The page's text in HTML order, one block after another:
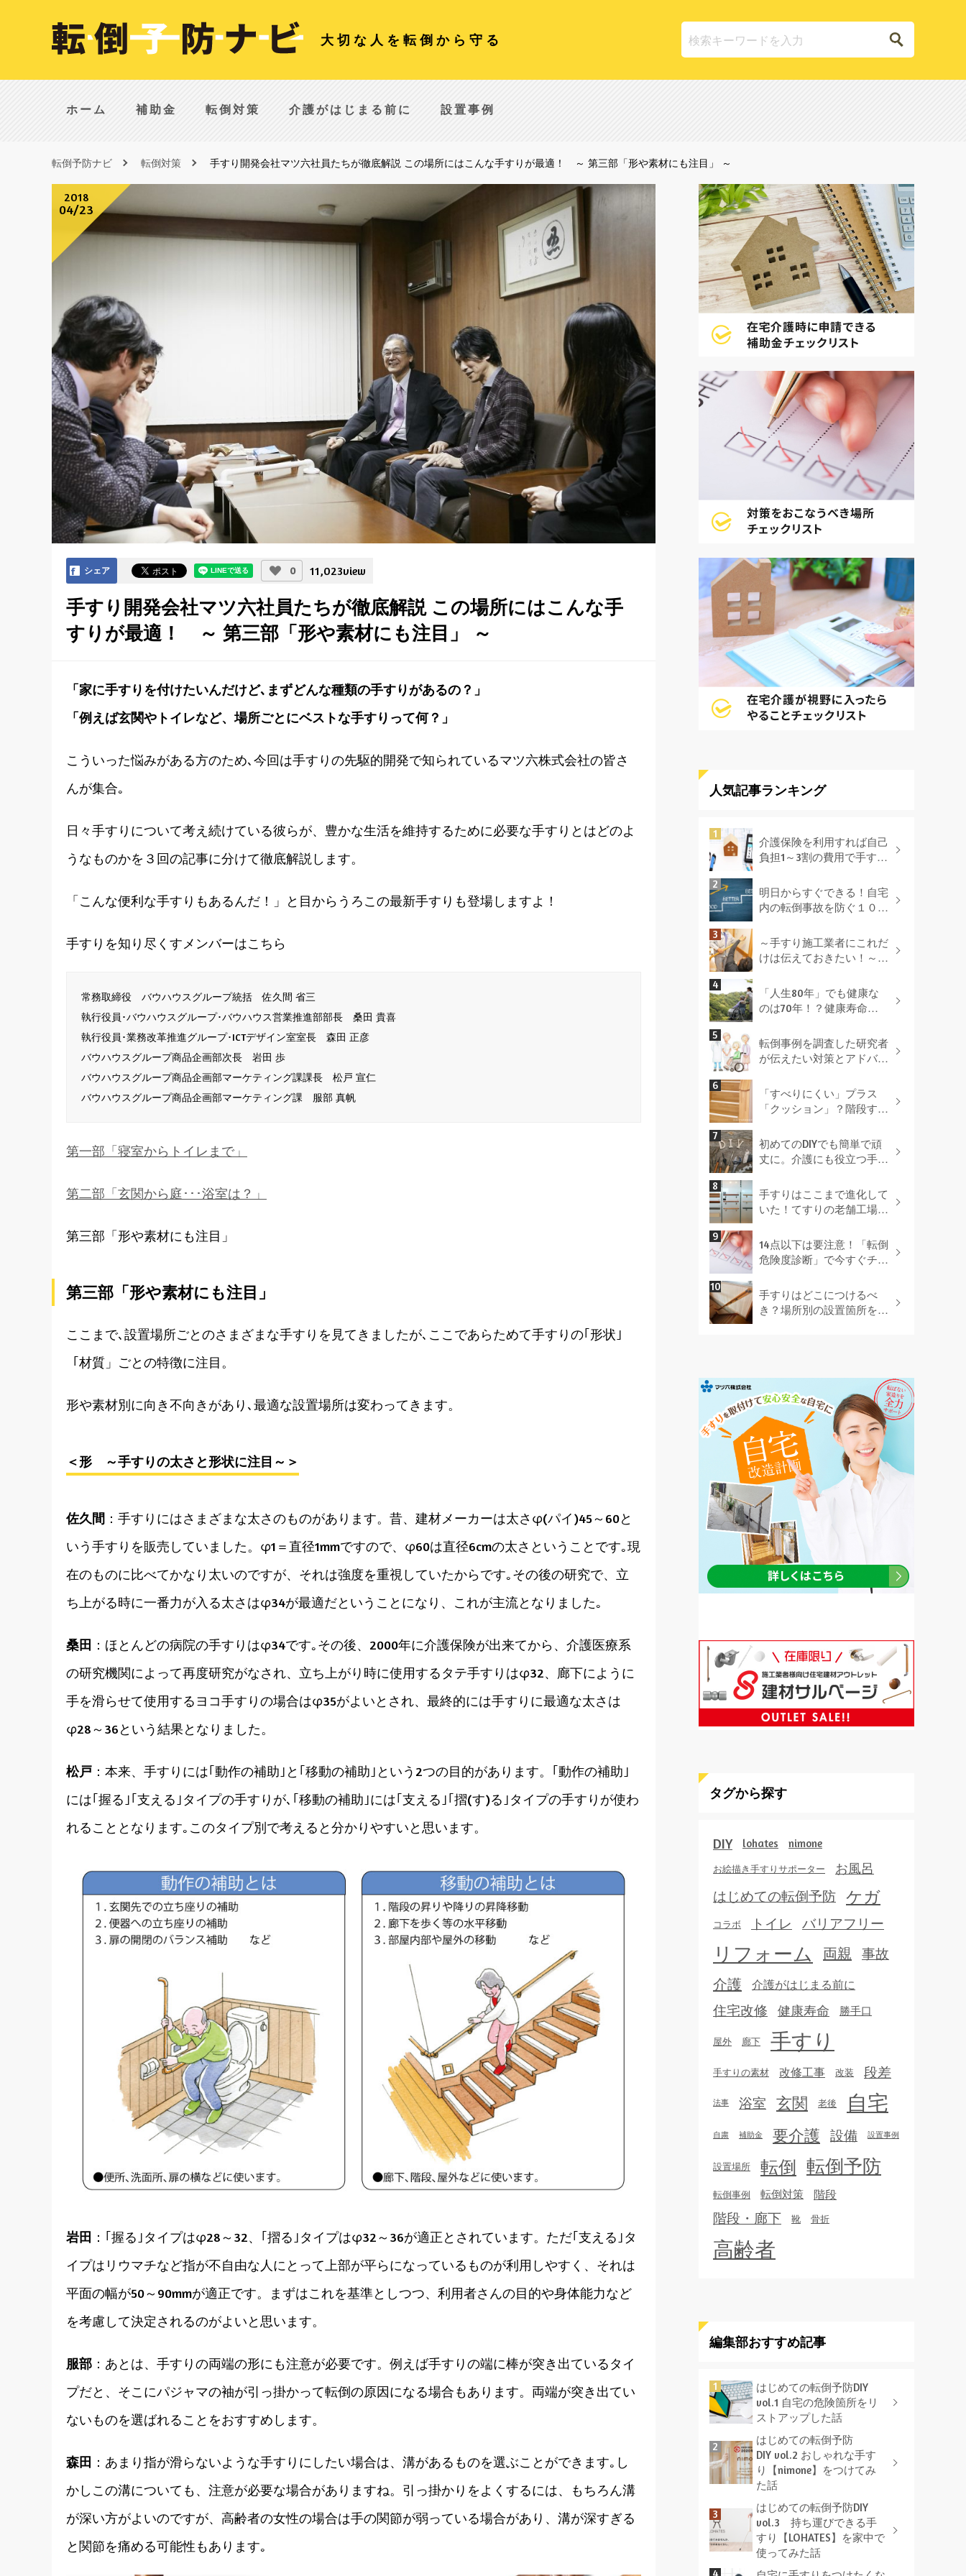
大切な人を転倒から守る
ホーム 補助金 転倒対策 介護がはじまる前に 設置事例
転倒予防ナビ 転倒対策 手すり開発会社マツ六社員たちが徹底解説 この場所にはこんな手すりが最適！ ～ 第三部「形や素材にも注目」 ～
2018
04/23
シェア 0 11,023view
手すり開発会社マツ六社員たちが徹底解説 この場所にはこんな手
すりが最適！ ～ 第三部「形や素材にも注目」 ～
「家に手すりを付けたいんだけど､まずどんな種類の手すりがあるの？」
「例えば玄関やトイレなど、場所ごとにベストな手すりって何？」
こういった悩みがある方のため､今回は手すりの先駆的開発で知られているマツ六株式会社の皆さ
んが集合｡
日々手すりについて考え続けている彼らが、豊かな生活を維持するために必要な手すりとはどのよ
うなものかを３回の記事に分けて徹底解説します。
「こんな便利な手すりもあるんだ！」と目からうろこの最新手すりも登場しますよ！
手すりを知り尽くすメンバーはこちら
常務取締役 バウハウスグループ統括 佐久間 省三
執行役員･バウハウスグループ･バウハウス営業推進部部長 桑田 貴喜
執行役員･業務改革推進グループ･ICTデザイン室室長 森田 正彦
バウハウスグループ商品企画部次長 岩田 歩
バウハウスグループ商品企画部マーケティング課課長 松戸 宣仁
バウハウスグループ商品企画部マーケティング課 服部 真帆
第一部「寝室からトイレまで」
第二部「玄関から庭･･･浴室は？」
第三部「形や素材にも注目」
第三部「形や素材にも注目」
ここまで､設置場所ごとのさまざまな手すりを見てきましたが､ここであらためて手すりの｢形状｣
「材質」ごとの特徴に注目。
形や素材別に向き不向きがあり､最適な設置場所は変わってきます。
＜形 ～手すりの太さと形状に注目～＞
佐久間 ：手すりにはさまざまな太さのものがあります。昔、建材メーカーは太さφ(パイ)45～60と
いう手すりを販売していました。φ1＝直径1mmですので、φ60は直径6cmの太さということです｡現
在のものに比べてかなり太いのですが、それは強度を重視していたからです｡その後の研究で、立
ち上がる時に一番力が入る太さはφ34が最適だということになり、これが主流となりました｡
桑田 ：ほとんどの病院の手すりはφ34です｡その後、2000年に介護保険が出来てから、介護医療系
の研究機関によって再度研究がなされ、立ち上がり時に使用するタテ手すりはφ32、廊下にように
手を滑らせて使用するヨコ手すりの場合はφ35がよいとされ、最終的には手すりに最適な太さは
φ28～36という結果となりました。
松戸 ：本来、手すりには｢動作の補助｣と｢移動の補助｣という2つの目的があります。｢動作の補助｣
には｢握る｣｢支える｣タイプの手すりが､｢移動の補助｣には｢支える｣｢摺(す)る｣タイプの手すりが使わ
れることとなります｡このタイプ別で考えると分かりやすいと思います。
岩田 ：｢握る｣タイプはφ28～32、｢摺る｣タイプはφ32～36が適正とされています。ただ｢支える｣タ
イプはリウマチなど指が不自由な人にとって上部が平らになっているものが利用しやすく、それは
平面の幅が50～90mmが適正です。まずはこれを基準としつつ、利用者さんの目的や身体能力など
を考慮して決定されるのがよいと思います。
服部 ：あとは、手すりの両端の形にも注意が必要です。例えば手すりの端に棒が突き出ているタイ
プだと、そこにパジャマの袖が引っ掛かって転倒の原因になる場合もあります。両端が突き出てい
ないものを選ばれることをおすすめします。
森田 ：あまり指が滑らないような手すりにしたい場合は、溝があるものを選ぶことができます｡し
かしこの溝についても、注意が必要な場合がありますね。引っ掛かりをよくするには、もちろん溝
が深い方がよいのですが、高齢者の女性の場合は手の関節が弱っている場合があり、溝が深すぎる
と関節を痛める可能性もあります｡
人気記事ランキング
介護保険を利用すれば自己
負担1～3割の費用で手すり
明日からすぐできる！自宅
内の転倒事故を防ぐ１０の
～手すり施工業者にこれだ
けは伝えておきたい！～
る最適な方法とは！
「人生80年」でも健康な
のは70年！？健康寿命を
転倒事例を調査した研究者
が伝えたい対策とアドバイ
「すべりにくい」プラス
「クッション」？階段すべ
（ＰＲ）
初めてのDIYでも簡単で頑
丈に。介護にも役立つ手す
手すりはここまで進化して
いた！てすりの老舗工場を
14点以下は要注意！「転倒
危険度診断」で今すぐチェ
手すりはどこにつけるべ
き？場所別の設置箇所を網
タグから探す
DIY lohates nimone
お絵描き手すりサポーター お風呂
はじめての転倒予防 ケガ
コラボ トイレ バリアフリー
リフォーム 両親 事故
介護 介護がはじまる前に
住宅改修 健康寿命 勝手口
屋外 廊下 手すり
手すりの素材 改修工事 改装 段差
法事 浴室 玄関 老後 自宅
自粛 補助金 要介護 設備 設置事例
設置場所 転倒 転倒予防
転倒事例 転倒対策 階段
階段・廊下 靴 骨折
高齢者
編集部おすすめ記事
はじめての転倒予防DIY
vol.1 自宅の危険箇所をリ
ストアップした話
はじめての転倒予防
DIY vol.2 おしゃれな手す
り【nimone】をつけてみ
た話
はじめての転倒予防DIY
vol.3 持ち運びできる手
すり【LOHATES】を家中で
使ってみた話